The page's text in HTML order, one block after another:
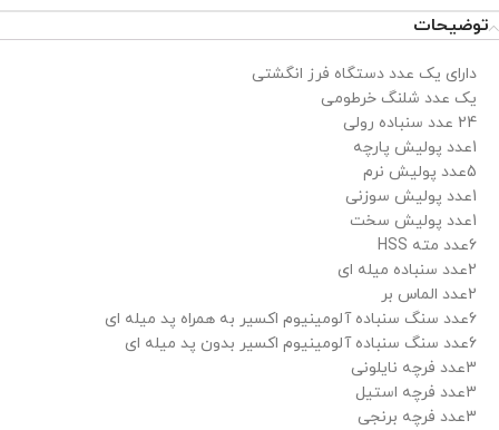
توضیحات
دارای یک عدد دستگاه فرز انگشتی
یک عدد شلنگ خرطومی
24 عدد سنباده رولی
1عدد پولیش پارچه
5عدد پولیش نرم
1عدد پولیش سوزنی
1عدد پولیش سخت
6عدد مته HSS
2عدد سنباده میله ای
2عدد الماس بر
6عدد سنگ سنباده آلومینیوم اکسیر به همراه پد میله ای
6عدد سنگ سنباده آلومینیوم اکسیر بدون پد میله ای
3عدد فرچه نایلونی
3عدد فرچه استیل
3عدد فرچه برنجی